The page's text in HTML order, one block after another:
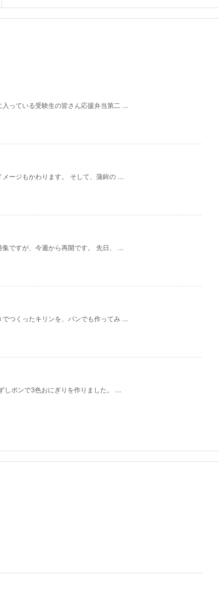
っている受験生の皆さん応援弁当第二 ...
ージもかわります。 そして、蒲鉾の ...
ですが、今週から再開です。 先日、 ...
つくったキリンを、パンでも作ってみ ...
しポンで3色おにぎりを作りました。 ...